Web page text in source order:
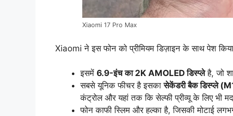
Xiaomi 17 Pro Max
Xiaomi ने इस फोन को प्रीमियम डिज़ाइन के साथ पेश
इसमें 6.9-इंच का 2K AMOLED डिस्प्लेहै, जो
सबसे यूनिक फीचर है इसकासेकेंडरी बैक डिस्प्ले
कंट्रोल और यहां तक कि सेल्फी प्रीव्यू के लिए भी
फोन काफी स्लिम और हल्का है, जिसकी मोटाई